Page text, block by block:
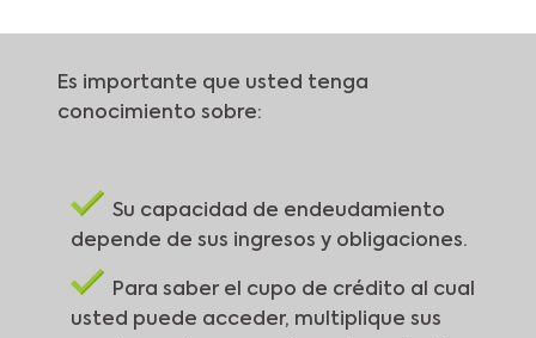
Es importante que usted tenga
conocimiento sobre:
Su capacidad de endeudamiento
depende de sus ingresos y obligaciones.
Para saber el cupo de crédito al cual
usted puede acceder, multiplique sus